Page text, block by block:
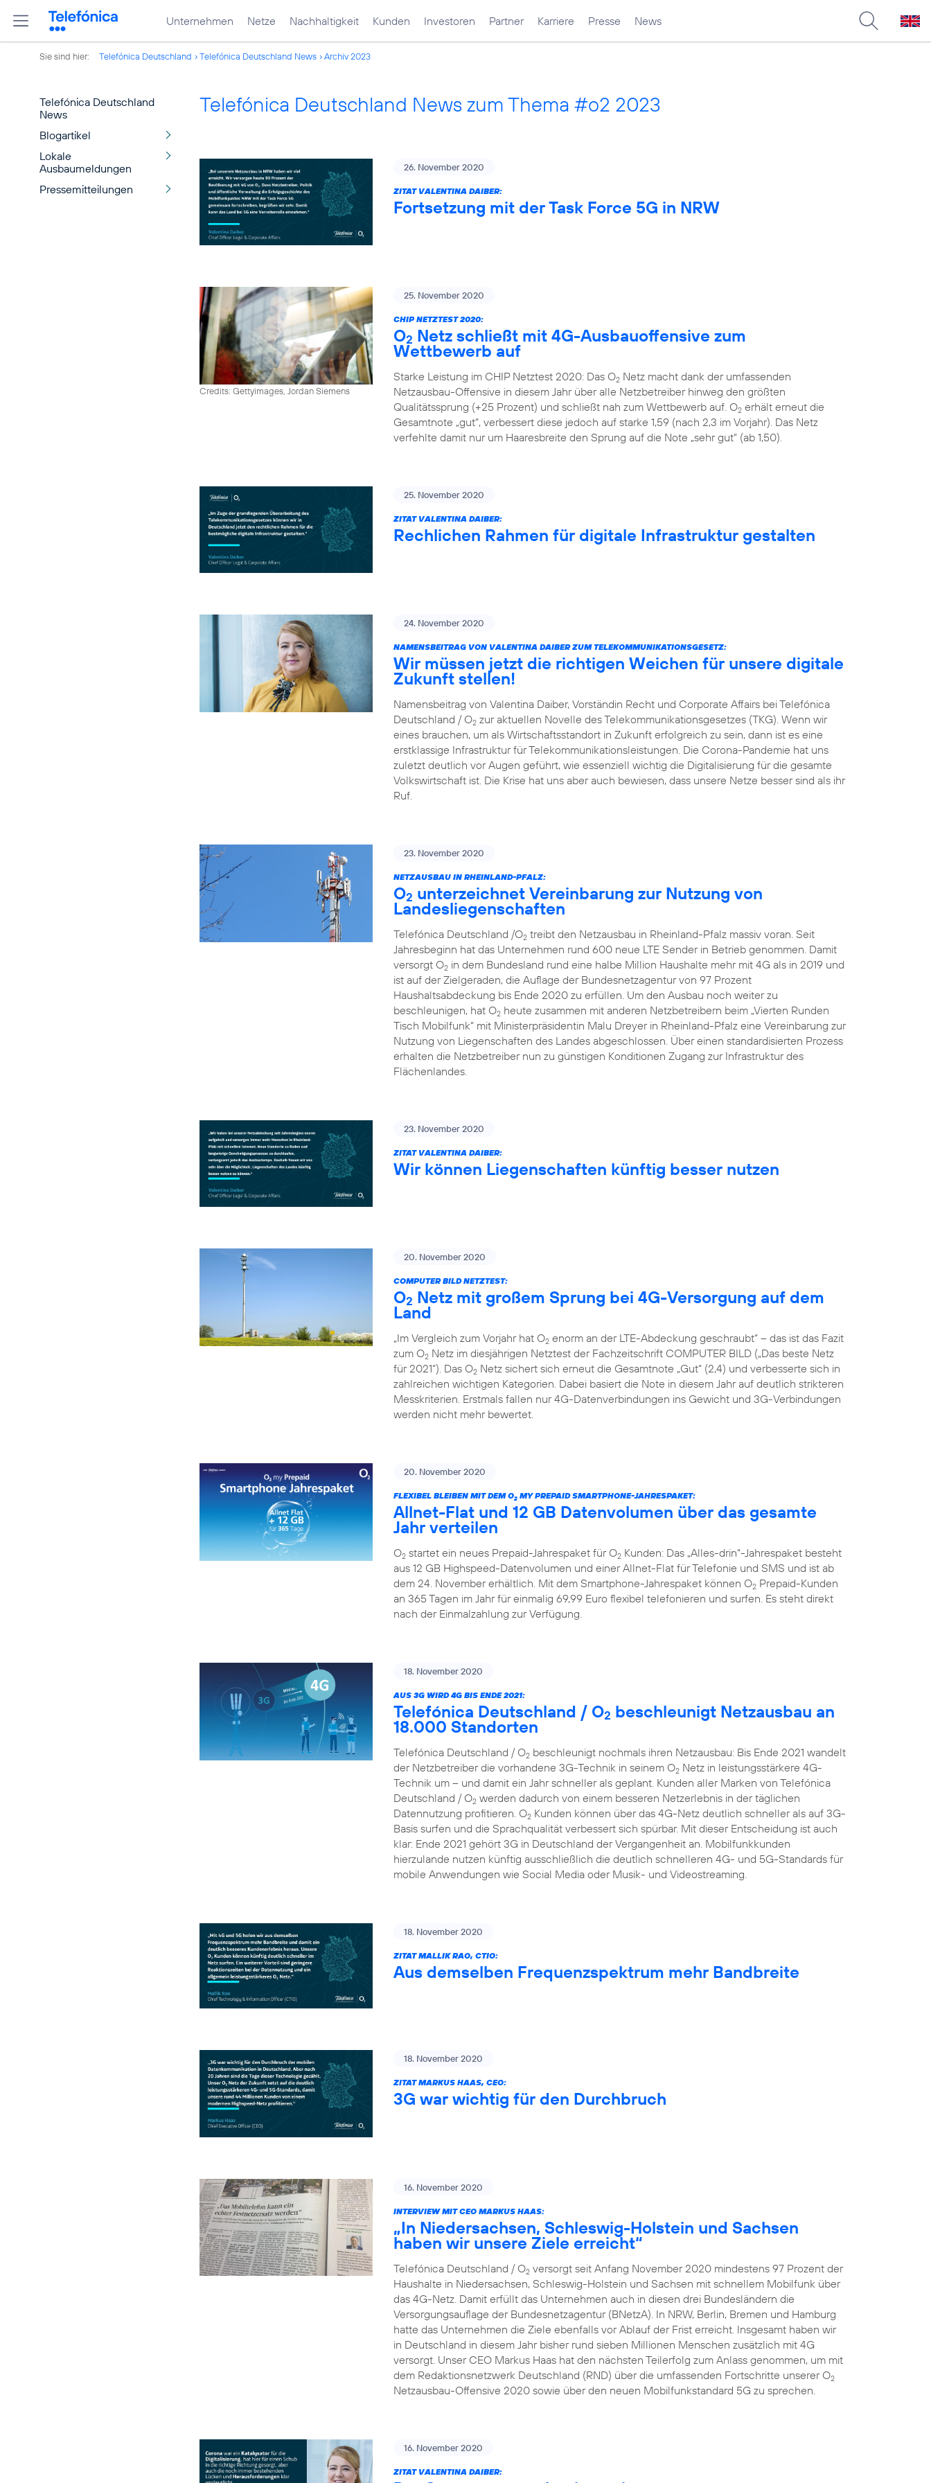
Unternehmen Netze Nachhaltigkeit Kunden Investoren Partner Karriere Presse News
Sie sind hier: Telefónica Deutschland Telefónica Deutschland News Archiv 2023
Telefónica Deutschland
News
Blogartikel
Lokale
Ausbaumeldungen
Pressemitteilungen
Telefónica Deutschland News zum Thema #o2 2023
26. November 2020
ZITAT VALENTINA DAIBER:
Fortsetzung mit der Task Force 5G in NRW
Credits: Gettyimages, Jordan Siemens
25. November 2020
CHIP NETZTEST 2020:
O2 Netz schließt mit 4G-Ausbauoffensive zum
Wettbewerb auf
Starke Leistung im CHIP Netztest 2020: Das O2 Netz macht dank der umfassenden
Netzausbau-Offensive in diesem Jahr über alle Netzbetreiber hinweg den größten
Qualitätssprung (+25 Prozent) und schließt nah zum Wettbewerb auf. O2 erhält erneut die
Gesamtnote „gut“, verbessert diese jedoch auf starke 1,59 (nach 2,3 im Vorjahr). Das Netz
verfehlte damit nur um Haaresbreite den Sprung auf die Note „sehr gut“ (ab 1,50).
25. November 2020
ZITAT VALENTINA DAIBER:
Rechlichen Rahmen für digitale Infrastruktur gestalten
24. November 2020
NAMENSBEITRAG VON VALENTINA DAIBER ZUM TELEKOMMUNIKATIONSGESETZ:
Wir müssen jetzt die richtigen Weichen für unsere digitale
Zukunft stellen!
Namensbeitrag von Valentina Daiber, Vorständin Recht und Corporate Affairs bei Telefónica
Deutschland / O2 zur aktuellen Novelle des Telekommunikationsgesetzes (TKG). Wenn wir
eines brauchen, um als Wirtschaftsstandort in Zukunft erfolgreich zu sein, dann ist es eine
erstklassige Infrastruktur für Telekommunikationsleistungen. Die Corona-Pandemie hat uns
zuletzt deutlich vor Augen geführt, wie essenziell wichtig die Digitalisierung für die gesamte
Volkswirtschaft ist. Die Krise hat uns aber auch bewiesen, dass unsere Netze besser sind als ihr
Ruf.
23. November 2020
NETZAUSBAU IN RHEINLAND-PFALZ:
O2 unterzeichnet Vereinbarung zur Nutzung von
Landesliegenschaften
Telefónica Deutschland /O2 treibt den Netzausbau in Rheinland-Pfalz massiv voran. Seit
Jahresbeginn hat das Unternehmen rund 600 neue LTE Sender in Betrieb genommen. Damit
versorgt O2 in dem Bundesland rund eine halbe Million Haushalte mehr mit 4G als in 2019 und
ist auf der Zielgeraden, die Auflage der Bundesnetzagentur von 97 Prozent
Haushaltsabdeckung bis Ende 2020 zu erfüllen. Um den Ausbau noch weiter zu
beschleunigen, hat O2 heute zusammen mit anderen Netzbetreibern beim „Vierten Runden
Tisch Mobilfunk“ mit Ministerpräsidentin Malu Dreyer in Rheinland-Pfalz eine Vereinbarung zur
Nutzung von Liegenschaften des Landes abgeschlossen. Über einen standardisierten Prozess
erhalten die Netzbetreiber nun zu günstigen Konditionen Zugang zur Infrastruktur des
Flächenlandes.
23. November 2020
ZITAT VALENTINA DAIBER:
Wir können Liegenschaften künftig besser nutzen
20. November 2020
COMPUTER BILD NETZTEST:
O2 Netz mit großem Sprung bei 4G-Versorgung auf dem
Land
„Im Vergleich zum Vorjahr hat O2 enorm an der LTE-Abdeckung geschraubt“ – das ist das Fazit
zum O2 Netz im diesjährigen Netztest der Fachzeitschrift COMPUTER BILD („Das beste Netz
für 2021“). Das O2 Netz sichert sich erneut die Gesamtnote „Gut“ (2,4) und verbesserte sich in
zahlreichen wichtigen Kategorien. Dabei basiert die Note in diesem Jahr auf deutlich strikteren
Messkriterien. Erstmals fallen nur 4G-Datenverbindungen ins Gewicht und 3G-Verbindungen
werden nicht mehr bewertet.
20. November 2020
FLEXIBEL BLEIBEN MIT DEM O2 MY PREPAID SMARTPHONE-JAHRESPAKET:
Allnet-Flat und 12 GB Datenvolumen über das gesamte
Jahr verteilen
O2 startet ein neues Prepaid-Jahrespaket für O2 Kunden: Das „Alles-drin“-Jahrespaket besteht
aus 12 GB Highspeed-Datenvolumen und einer Allnet-Flat für Telefonie und SMS und ist ab
dem 24. November erhältlich. Mit dem Smartphone-Jahrespaket können O2 Prepaid-Kunden
an 365 Tagen im Jahr für einmalig 69,99 Euro flexibel telefonieren und surfen. Es steht direkt
nach der Einmalzahlung zur Verfügung.
18. November 2020
AUS 3G WIRD 4G BIS ENDE 2021:
Telefónica Deutschland / O2 beschleunigt Netzausbau an
18.000 Standorten
Telefónica Deutschland / O2 beschleunigt nochmals ihren Netzausbau: Bis Ende 2021 wandelt
der Netzbetreiber die vorhandene 3G-Technik in seinem O2 Netz in leistungsstärkere 4G-
Technik um – und damit ein Jahr schneller als geplant. Kunden aller Marken von Telefónica
Deutschland / O2 werden dadurch von einem besseren Netzerlebnis in der täglichen
Datennutzung profitieren. O2 Kunden können über das 4G-Netz deutlich schneller als auf 3G-
Basis surfen und die Sprachqualität verbessert sich spürbar. Mit dieser Entscheidung ist auch
klar: Ende 2021 gehört 3G in Deutschland der Vergangenheit an. Mobilfunkkunden
hierzulande nutzen künftig ausschließlich die deutlich schnelleren 4G- und 5G-Standards für
mobile Anwendungen wie Social Media oder Musik- und Videostreaming.
18. November 2020
ZITAT MALLIK RAO, CTIO:
Aus demselben Frequenzspektrum mehr Bandbreite
18. November 2020
ZITAT MARKUS HAAS, CEO:
3G war wichtig für den Durchbruch
16. November 2020
INTERVIEW MIT CEO MARKUS HAAS:
„In Niedersachsen, Schleswig-Holstein und Sachsen
haben wir unsere Ziele erreicht“
Telefónica Deutschland / O2 versorgt seit Anfang November 2020 mindestens 97 Prozent der
Haushalte in Niedersachsen, Schleswig-Holstein und Sachsen mit schnellem Mobilfunk über
das 4G-Netz. Damit erfüllt das Unternehmen auch in diesen drei Bundesländern die
Versorgungsauflage der Bundesnetzagentur (BNetzA). In NRW, Berlin, Bremen und Hamburg
hatte das Unternehmen die Ziele ebenfalls vor Ablauf der Frist erreicht. Insgesamt haben wir
in Deutschland in diesem Jahr bisher rund sieben Millionen Menschen zusätzlich mit 4G
versorgt. Unser CEO Markus Haas hat den nächsten Teilerfolg zum Anlass genommen, um mit
dem Redaktionsnetzwerk Deutschland (RND) über die umfassenden Fortschritte unserer O2
Netzausbau-Offensive 2020 sowie über den neuen Mobilfunkstandard 5G zu sprechen.
16. November 2020
ZITAT VALENTINA DAIBER: